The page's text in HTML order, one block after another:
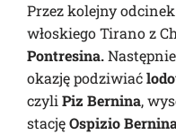
Przez kolejny
włoskiego Tirano z
Pontresina.
okazję podziwiać
czyliPiz Bernina,
stacjęOspizio